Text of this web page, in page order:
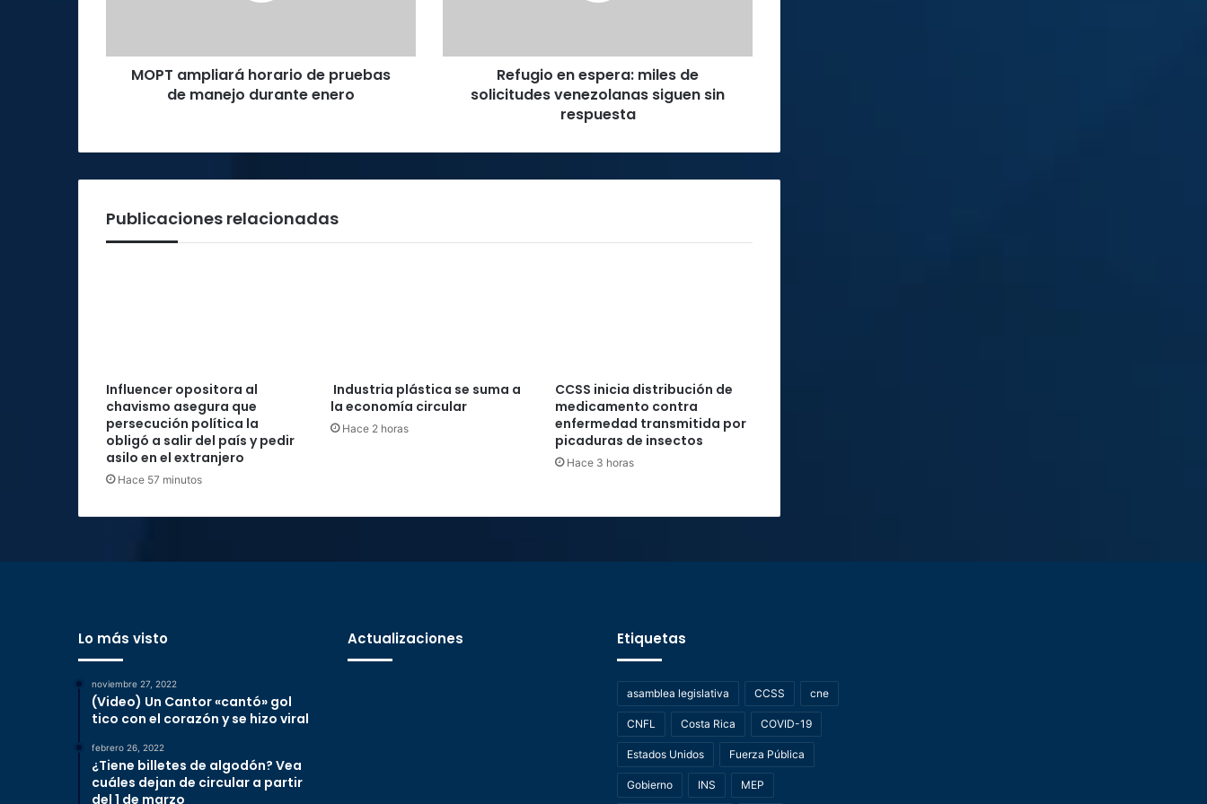
enero
MOPT ampliará horario de pruebas
de manejo durante enero
sin
respuestaRefugio en espera: miles de
solicitudes venezolanas siguen sin
respuesta
Publicaciones relacionadas
Influencer opositora al
chavismo asegura que
persecución política la
obligó a salir del país y pedir
asilo en el extranjero
Hace 57 minutos
Industria plástica se suma a
la economía circular
Hace 2 horas
CCSS inicia distribución de
medicamento contra
enfermedad transmitida por
picaduras de insectos
Hace 3 horas
Lo más visto
noviembre 27, 2022
(Video) Un Cantor «cantó» gol
tico con el corazón y se hizo viral
febrero 26, 2022
¿Tiene billetes de algodón? Vea
cuáles dejan de circular a partir
del 1 de marzo
Actualizaciones Etiquetas
asamblea legislativa CCSS cne
CNFL Costa Rica COVID-19
Estados Unidos Fuerza Pública
Gobierno INS MEP